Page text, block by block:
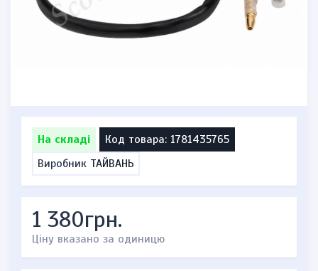
На складі
Код товара: 1781435765
Виробник ТАЙВАНЬ
1 380грн.
Ціну вказано за одиницю